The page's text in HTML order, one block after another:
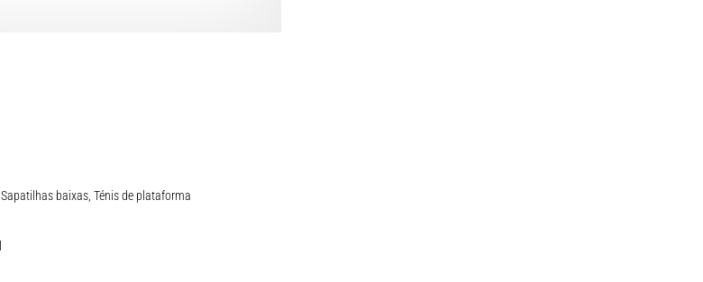
Sapatilhas baixas, Ténis de plataforma